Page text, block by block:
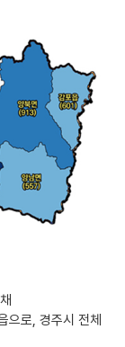
으로, 경주시 전체